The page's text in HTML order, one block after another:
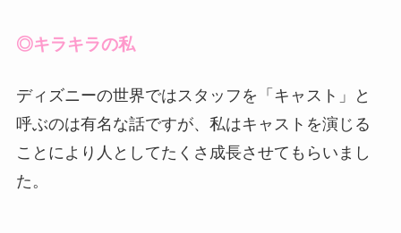
◎キラキラの私
ディズニーの世界ではスタッフを「キャスト」と
呼ぶのは有名な話ですが、私はキャストを演じる
ことにより人としてたくさ成長させてもらいまし
た。